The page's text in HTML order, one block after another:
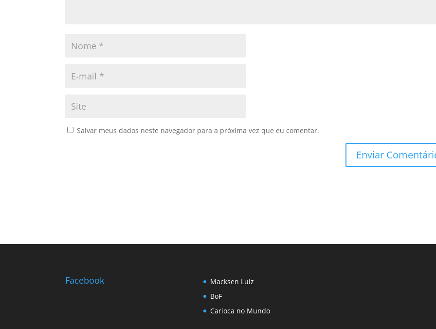
Salvar meus dados neste navegador para a próxima vez que eu comentar.
Facebook
Macksen Luiz
BoF
Carioca no Mundo